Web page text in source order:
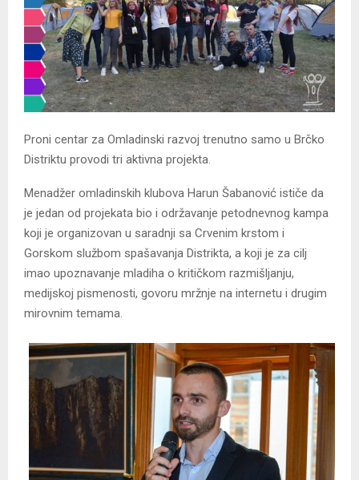
Proni centar za Omladinski razvoj trenutno samo u Brčko
Distriktu provodi tri aktivna projekta.
Menadžer omladinskih klubova Harun Šabanović ističe da
je jedan od projekata bio i održavanje petodnevnog kampa
koji je organizovan u saradnji sa Crvenim krstom i
Gorskom službom spašavanja Distrikta, a koji je za cilj
imao upoznavanje mladiha o kritičkom razmišljanju,
medijskoj pismenosti, govoru mržnje na internetu i drugim
mirovnim temama.